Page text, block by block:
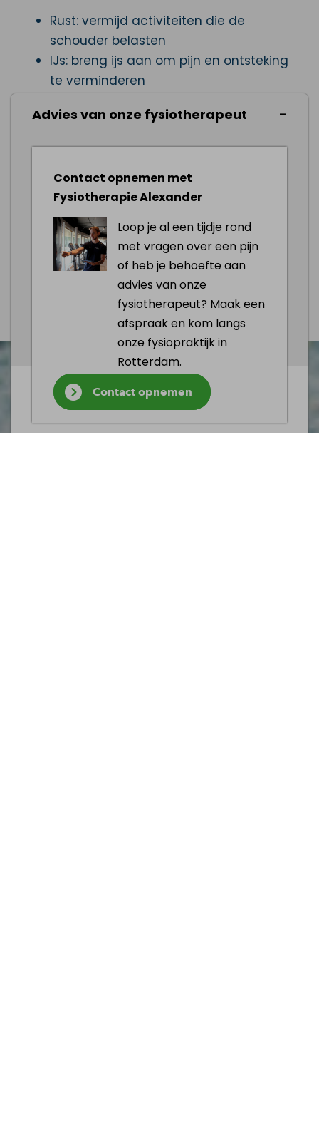
Rust: vermijd activiteiten die de
schouder belasten
IJs: breng ijs aan om pijn en ontsteking
te verminderen
en versterkende oefeningen voor de
druk op de schouder te verminderen
Fysiotherapie: raadpleeg een
fysiotherapeut voor gerichte
behandelingen en advies
Afspraak maken
Advies van onze fysiotherapeut
Contact opnemen met
Fysiotherapie Alexander
Loop je al een tijdje rond
met vragen over een pijn
of heb je behoefte aan
advies van onze
fysiotherapeut? Maak een
afspraak en kom langs
onze fysiopraktijk in
Rotterdam.
Contact opnemen